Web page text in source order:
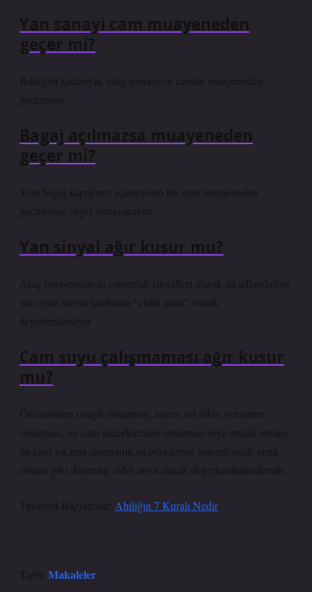
Yan sanayi cam muayeneden
geçer mi?
Bildiğim kadarıyla, satış sonrası ön camlar muayeneden
geçemiyor.
Bagaj açılmazsa muayeneden
geçer mi?
Yani bagaj kapağınız açılmıyorsa bu sizin muayeneden
geçmenize engel olmayacaktır.
Yan sinyal ağır kusur mu?
Araç muayenesinde çamurluk sinyalleri olarak da adlandırılan
yan ayna sinyal lambaları “ciddi arıza” olarak
değerlendiriliyor.
Cam suyu çalışmaması ağır kusur
mu?
Ön camların onaylı olmaması, aracın sol dikiz aynasının
olmaması, ön cam sileceklerinin olmaması veya arızalı olması,
ön cam yıkama sisteminin su püskürtme sistemlerinde arıza
olması gibi durumlar ciddi arıza olarak değerlendirilmektedir.
Tavsiyeli Bağlantılar: Ahiliğin 7 Kuralı Nedir
Tarih: Makaleler